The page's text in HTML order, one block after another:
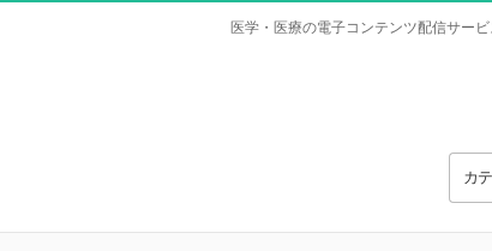
医学・医療の電子コンテンツ配信サービ
カ